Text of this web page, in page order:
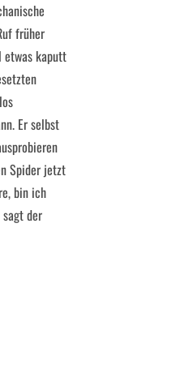
früher
etwas kaputt
Er selbst
Spider jetzt
bin ich
der